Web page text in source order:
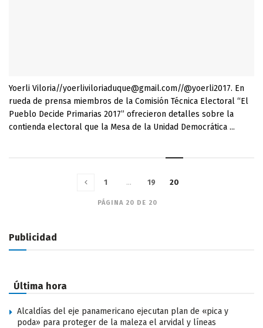
Yoerli Viloria//yoerliviloriaduque@gmail.com//@yoerli2017. En
rueda de prensa miembros de la Comisión Técnica Electoral “El
Pueblo Decide Primarias 2017” ofrecieron detalles sobre la
contienda electoral que la Mesa de la Unidad Democrática ...
PÁGINA 20 DE 20
1 … 19 20
Publicidad
Última hora
Alcaldías del eje panamericano ejecutan plan de «pica y
poda» para proteger de la maleza el arvidal y líneas